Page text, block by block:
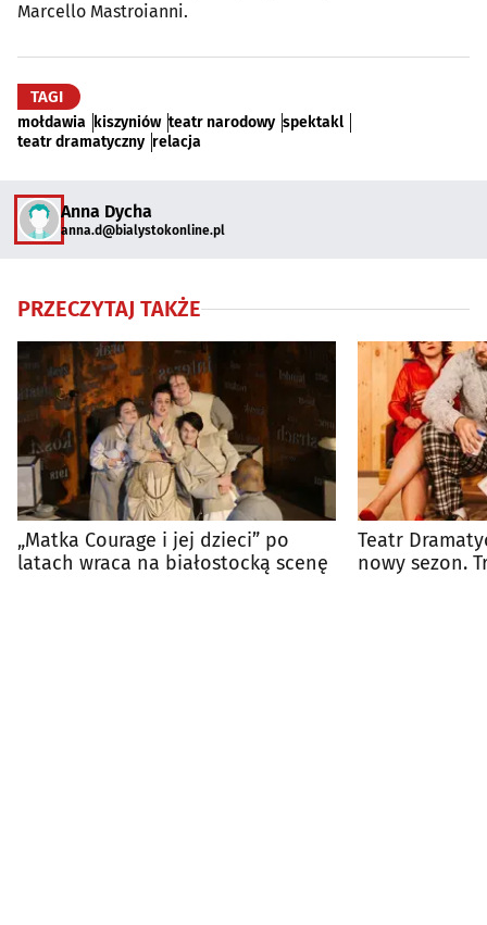
Marcello Mastroianni.
TAGI
mołdawia kiszyniów teatr narodowy spektakl
teatr dramatyczny relacja
Anna Dycha
anna.d@bialystokonline.pl
PRZECZYTAJ TAKŻE
„Matka Courage i jej dzieci” po
latach wraca na białostocką scenę
Teatr
nowy sezon.